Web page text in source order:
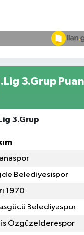
3.Grup Puan
3.Grup
Belediyesispor
1970
Belediyespor
Özgüzelderespor